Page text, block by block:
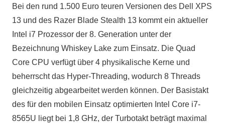
Bei den rund 1.500 Euro teuren Versionen des Dell XPS
13 und des Razer Blade Stealth 13 kommt ein aktueller
Intel i7 Prozessor der 8. Generation unter der
Bezeichnung Whiskey Lake zum Einsatz. Die Quad
Core CPU verfügt über 4 physikalische Kerne und
beherrscht das Hyper-Threading, wodurch 8 Threads
gleichzeitig abgearbeitet werden können. Der Basistakt
des für den mobilen Einsatz optimierten Intel Core i7-
8565U liegt bei 1,8 GHz, der Turbotakt beträgt maximal